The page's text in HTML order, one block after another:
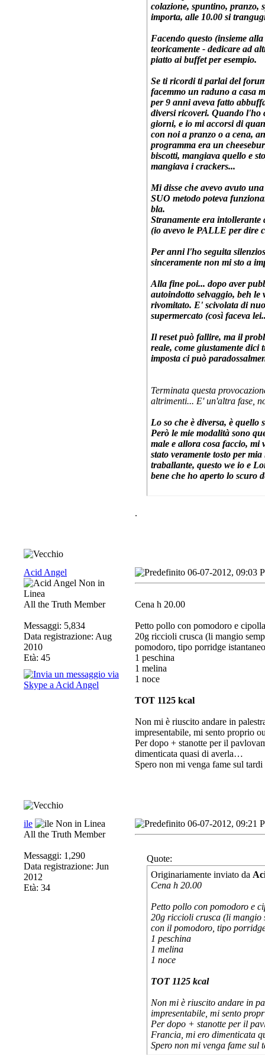
colazione, spuntino, pranzo,
importa, alle 10.00 si
Facendo questo (insieme
teoricamente - dedicare ad
piatto ai buffet per esempio.
Se ti ricordi ti parlai del
facemmo un raduno a casa
per 9 anni aveva fatto
diversi ricoveri. Quando l'ho
giorni, e io mi accorsi di
con noi a pranzo o a cena,
programma era un
biscotti, mangiava quello e
mangiava i crackers...
Mi disse che avevo avuto
SUO metodo poteva
bla.
Stranamente era intollerante
(io avevo le PALLE per dire
Per anni l'ho seguita
sinceramente non mi sto a
Alla fine poi... dopo aver
autoindotto selvaggio, beh
rivomitato. E' scivolata di
supermercato (così faceva
Il reset può fallire, ma il
reale, come giustamente
imposta ci può
Terminata questa
altrimenti... E' un'altra fase,
Lo so che è diversa, è
Però le mie modalità sono
male e allora cosa faccio, mi
stato veramente tosto per
traballante, questo we io e
bene che ho aperto lo scuro
.
Acid Angel
All the Truth Member
Messaggi: 5,834
Data registrazione: Aug
2010
Età: 45
06-07-2012, 09:03
Cena h 20.00
Petto pollo con pomodoro e
20g riccioli crusca (li mangio
pomodoro, tipo porridge
1 peschina
1 melina
1 noce
TOT 1125 kcal
Non mi è riuscito andare in
impresentabile, mi sento proprio
Per dopo + stanotte per il
dimenticata quasi di averla…
Spero non mi venga fame sul
ile
All the Truth Member
Messaggi: 1,290
Data registrazione: Jun
2012
Età: 34
06-07-2012, 09:21
Quote:
Originariamente inviato da
Cena h 20.00
Petto pollo con pomodoro e
20g riccioli crusca (li mangio
con il pomodoro, tipo
1 peschina
1 melina
1 noce
TOT 1125 kcal
Non mi è riuscito andare in
impresentabile, mi sento
Per dopo + stanotte per il
Francia, mi ero dimenticata
Spero non mi venga fame